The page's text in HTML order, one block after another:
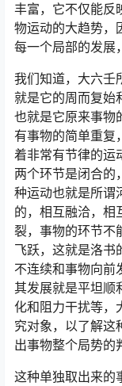
丰富，它不仅能反
物运动的大趋势，
每一个局部的发展
我们知道，大六壬
就是它的周而复始
也就是它原来事物
有事物的简单重复
着非常有节律的运
两个环节是闭合的
种运动也就是所谓
的，相互融洽，相
裂，事物的环节不
飞跃，这就是洛书
不连续和事物向前
其发展就是平坦顺
化和阻力干扰等，
究对象，以了解这
出事物整个局势的
这种单独取出来的